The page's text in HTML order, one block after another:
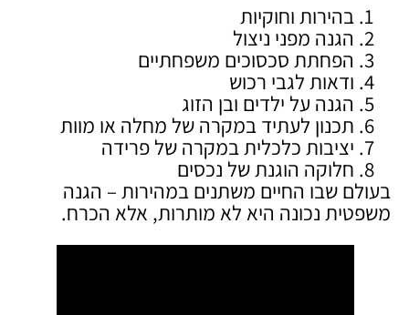
בהירות וחוקיות
הגנה מפני ניצול
הפחתת סכסוכים משפחתיים
ודאות לגבי רכוש
הגנה על ילדים ובן הזוג
תכנון לעתיד במקרה של מחלה או מוות
יציבות כלכלית במקרה של פרידה
חלוקה הוגנת של נכסים
בעולם שבו החיים משתנים במהירות – הגנה
משפטית נכונה היא לא מותרות, אלא הכרח.